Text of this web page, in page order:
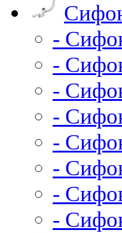
-
-
-
-
-
-
-
-